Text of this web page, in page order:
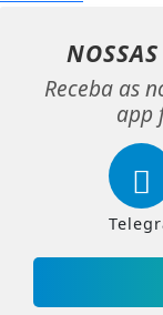
Receba as
app